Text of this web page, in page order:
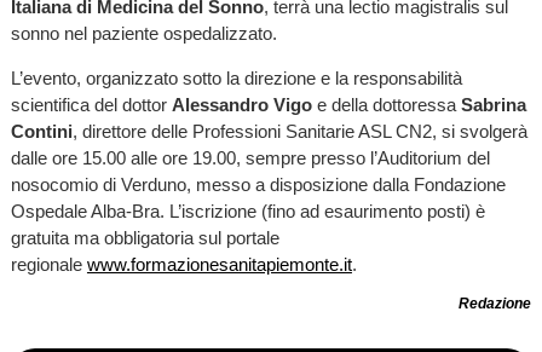
Italiana di Medicina del Sonno, terrà una lectio magistralis sul
sonno nel paziente ospedalizzato.
L’evento, organizzato sotto la direzione e la responsabilità
scientifica del dottor Alessandro Vigoe della dottoressa Sabrina
Contini, direttore delle Professioni Sanitarie ASL CN2, si svolgerà
dalle ore 15.00 alle ore 19.00, sempre presso l’Auditorium del
nosocomio di Verduno, messo a disposizione dalla Fondazione
Ospedale Alba-Bra. L’iscrizione (fino ad esaurimento posti) è
gratuita ma obbligatoria sul portale
regionale www.formazionesanitapiemonte.it.
Redazione